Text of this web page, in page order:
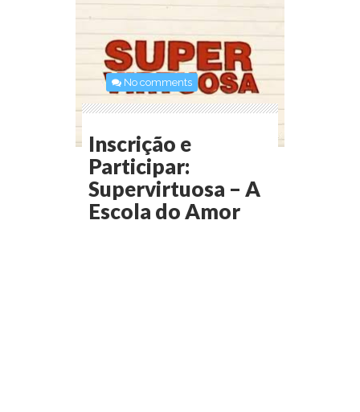
No comments
Inscrição e
Participar:
Supervirtuosa – A
Escola do Amor